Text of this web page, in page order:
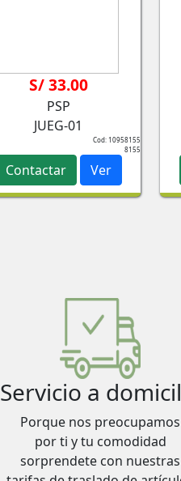
S/ 33.00
PSP
JUEG-01
Cod: 10958155
8155
Contactar Ver
Servicio a
Porque nos preocupamos
por ti y tu comodidad
sorprendete con nuestras